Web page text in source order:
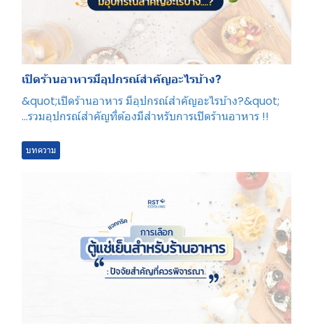
เปิดร้านอาหารมีอุปกรณ์สำคัญอะไรบ้าง?
&quot;เปิดร้านอาหาร มีอุปกรณ์สำคัญอะไรบ้าง?&quot;
...รวมอุปกรณ์สำคัญที่ต้องมีสำหรับการเปิดร้านอาหาร !!
บทความ